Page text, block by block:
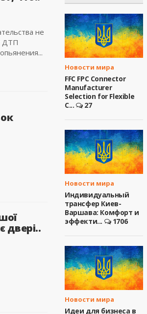
не
ДТП
двері..
Новости мира
FFC FPC Connector
Manufacturer
Selection for Flexible
C...
27
Новости мира
Индивидуальный
трансфер Киев-
Варшава: Комфорт и
эффекти...
1706
Новости мира
Идеи для бизнеса в